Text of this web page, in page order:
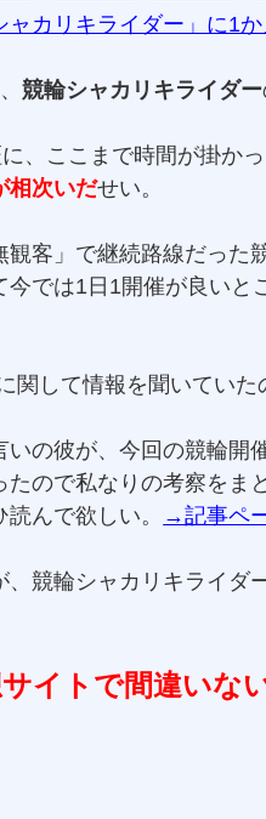
ャカリキライダー」に1
競輪シャカリキライダー
、ここまで時間が掛か
相次いだせい。
観客」で継続路線だった
今では1日1開催が良い
関して情報を聞いていた
いの彼が、今回の競輪開
たので私なりの考察をま
んで欲しい。
→記事ペ
、競輪シャカリキライダ
サイトで間違いな